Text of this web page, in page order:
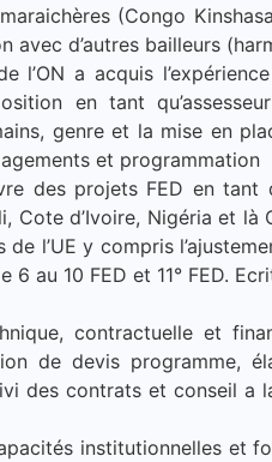
(Congo
d’autres bailleurs
l’ON a acquis
en tant
genre et la mise en
et programmation
des projets FED en
Cote d’Ivoire, Nigéria et
l’UE y compris
au 10 FED et 11° FED.
contractuelle et
de devis programme,
des contrats et conseil
institutionnelles et